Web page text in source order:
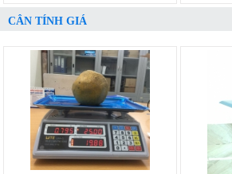
CÂN TÍNH GIÁ